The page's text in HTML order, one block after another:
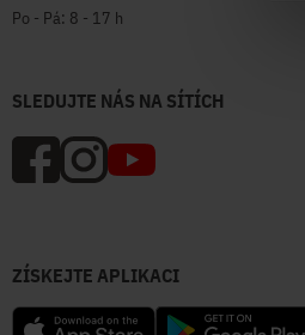
Po - Pá: 8 - 17 h
SLEDUJTE NÁS NA SÍTÍCH
ZÍSKEJTE APLIKACI